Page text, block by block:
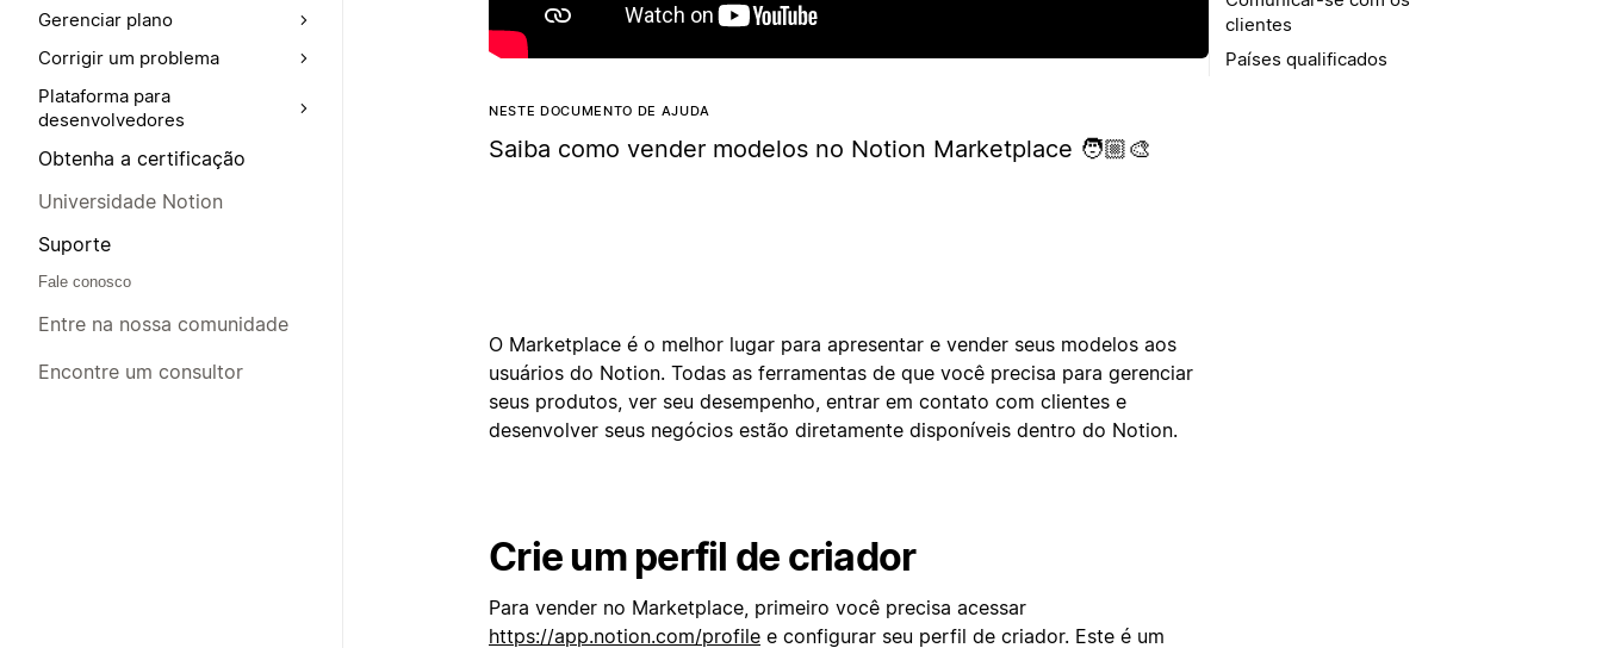
Gerenciar plano
Corrigir um problema
Plataforma para
desenvolvedores
Obtenha a certificação
Universidade Notion
Suporte
Fale conosco
Entre na nossa comunidade
Encontre um consultor
NESTE DOCUMENTO DE AJUDA
Saiba como vender modelos no Notion Marketplace 🧑🏼‍🎨
O Marketplace é o melhor lugar para apresentar e vender seus modelos aos
usuários do Notion. Todas as ferramentas de que você precisa para gerenciar
seus produtos, ver seu desempenho, entrar em contato com clientes e
desenvolver seus negócios estão diretamente disponíveis dentro do Notion.
Crie um perfil de criador
Para vender no Marketplace, primeiro você precisa acessar
https://app.notion.com/profile e configurar seu perfil de criador. Este é um
clientes
Países qualificados